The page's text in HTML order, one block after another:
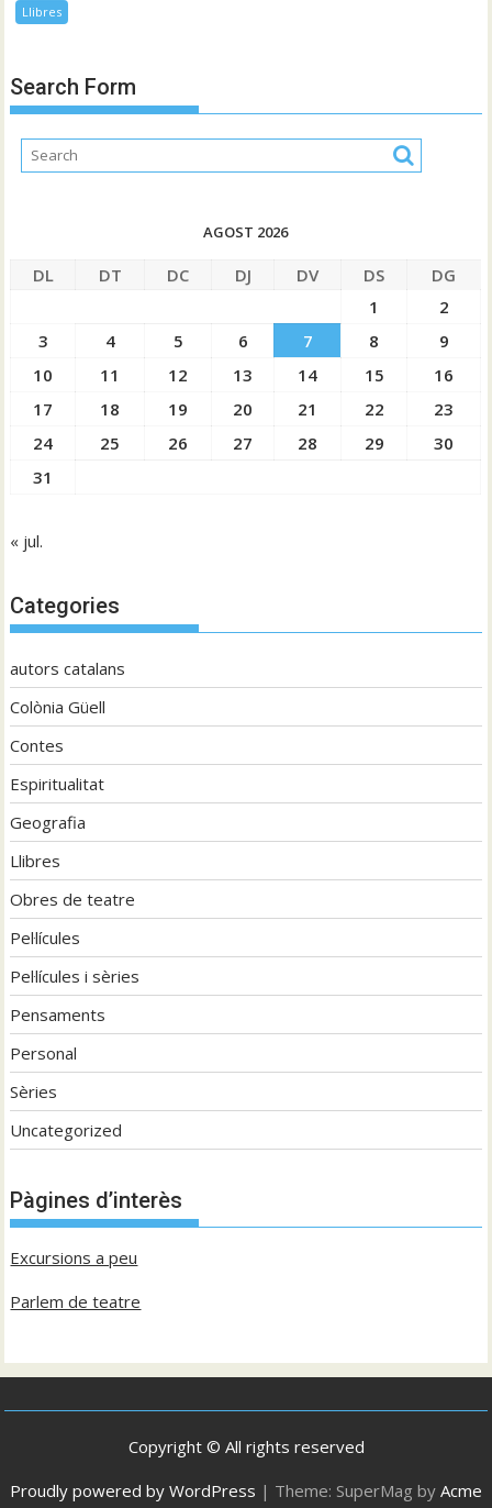
Llibres
Search Form
AGOST 2026
DL DT DC DJ DV DS
DG
1
2
3
4 5 6 7 8
9
10
11 12 13 14 15
16
17
18 19 20 21 22
23
24
25 26 27 28 29
30
31
« jul.
Categories
autors catalans
Colònia Güell
Contes
Espiritualitat
Geografia
Llibres
Obres de teatre
Pel·lícules
Pel·lícules i sèries
Pensaments
Personal
Sèries
Uncategorized
Pàgines d’interès
Excursions a peu
Parlem de teatre
Copyright © All rights reserved
Proudly powered by WordPress | Theme: SuperMag by Acme